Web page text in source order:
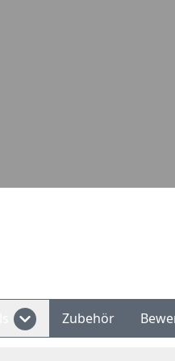
Zubehör